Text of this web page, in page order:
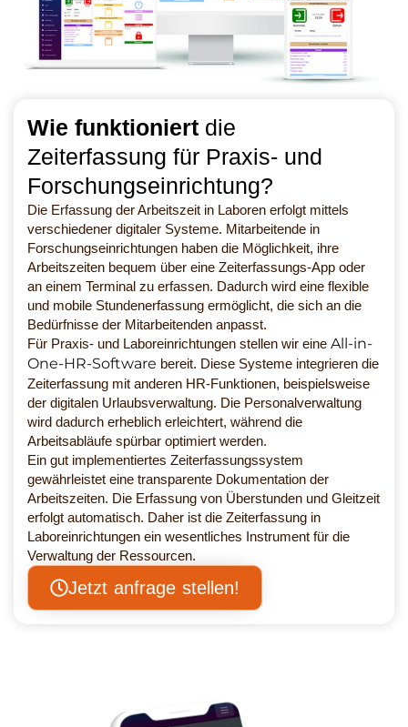
Wie funktioniert die
Zeiterfassung für Praxis- und
Forschungseinrichtung?
Die Erfassung der Arbeitszeit in Laboren erfolgt mittels
verschiedener digitaler Systeme. Mitarbeitende in
Forschungseinrichtungen haben die Möglichkeit, ihre
Arbeitszeiten bequem über eine Zeiterfassungs-App oder
an einem Terminal zu erfassen. Dadurch wird eine flexible
und mobile Stundenerfassung ermöglicht, die sich an die
Bedürfnisse der Mitarbeitenden anpasst.
Für Praxis- und Laboreinrichtungen stellen wir eine All-in-
One-HR-Software bereit. Diese Systeme integrieren die
Zeiterfassung mit anderen HR-Funktionen, beispielsweise
der digitalen Urlaubsverwaltung. Die Personalverwaltung
wird dadurch erheblich erleichtert, während die
Arbeitsabläufe spürbar optimiert werden.
Ein gut implementiertes Zeiterfassungssystem
gewährleistet eine transparente Dokumentation der
Arbeitszeiten. Die Erfassung von Überstunden und Gleitzeit
erfolgt automatisch. Daher ist die Zeiterfassung in
Laboreinrichtungen ein wesentliches Instrument für die
Verwaltung der Ressourcen.
Jetzt anfrage stellen!